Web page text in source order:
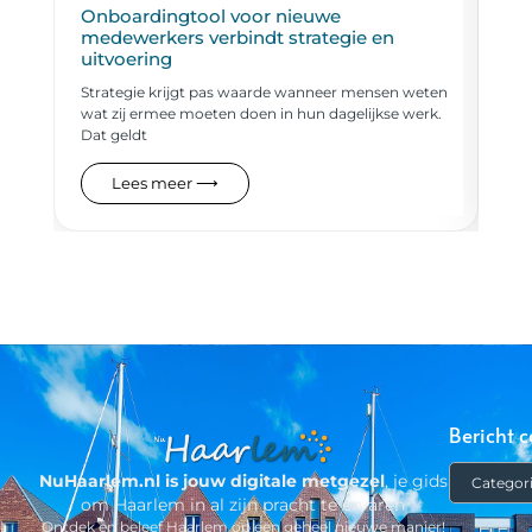
Onboardingtool voor nieuwe
medewerkers verbindt strategie en
uitvoering
Strategie krijgt pas waarde wanneer mensen weten
wat zij ermee moeten doen in hun dagelijkse werk.
Dat geldt
Lees meer ⟶
NuHaarlem.nl is jouw digitale metgezel, je gids
om Haarlem in al zijn pracht te ervaren
Ontdek en beleef Haarlem op een geheel nieuwe manier!
Bericht